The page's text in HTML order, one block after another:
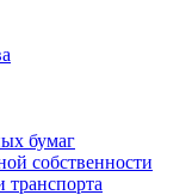
бумаг
собственности
транспорта